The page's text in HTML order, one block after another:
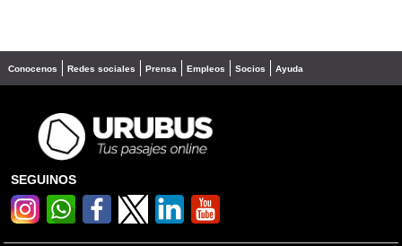
Conocenos Redes sociales Prensa Empleos Socios Ayuda
SEGUINOS